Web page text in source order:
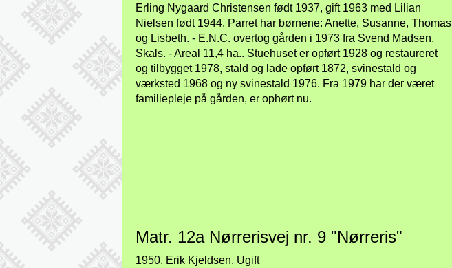
Erling Nygaard Christensen født 1937, gift 1963 med Lilian
Nielsen født 1944. Parret har børnene: Anette, Susanne, Thomas
og Lisbeth. - E.N.C. overtog gården i 1973 fra Svend Madsen,
Skals. - Areal 11,4 ha.. Stuehuset er opført 1928 og restaureret
og tilbygget 1978, stald og lade opført 1872, svinestald og
værksted 1968 og ny svinestald 1976. Fra 1979 har der været
familiepleje på gården, er ophørt nu.
Matr. 12a Nørrerisvej nr. 9 "Nørreris"
1950. Erik Kjeldsen. Ugift